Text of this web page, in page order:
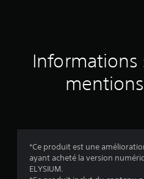
Informations
*Ce produit est une
ayant acheté la version
ELYSIUM.